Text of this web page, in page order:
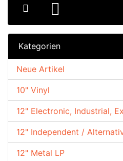
Kategorien
10" Vinyl
12" Electronic, Industrial,
12" Independent /
12" Metal LP
Neue Artikel